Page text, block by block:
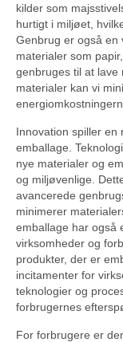
kilder som
hurtigt i miljøet,
Genbrug er også
materialer som
genbruges til at lave
materialer kan vi
Innovation spiller
emballage.
nye materialer og
og miljøvenlige.
avancerede
minimerer
emballage har også
virksomheder og
produkter, der er
incitamenter for
teknologier og
forbrugernes
For forbrugere er